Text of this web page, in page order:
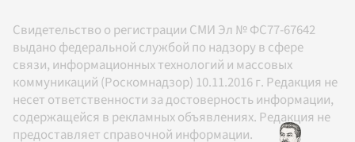
Свидетельство о регистрации СМИ Эл № ФС77-67642
выдано федеральной службой по надзору в сфере
связи, информационных технологий и массовых
коммуникаций (Роскомнадзор) 10.11.2016 г. Редакция не
несет ответственности за достоверность информации,
содержащейся в рекламных объявлениях. Редакция не
предоставляет справочной информации.